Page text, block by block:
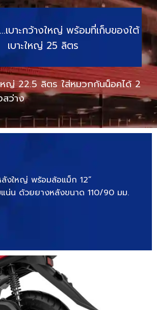
บาะกว้างใหญ่ พร้อมที่เก็บของใต้
เบาะใหญ่ 25 ลิตร
หญ่ 22.5 ลิตร ใส่หมวกกันน็อคได้ 2
ว่าง
งใหญ่ พร้อมล้อแม็ก 12”
แน่น ด้วยยางหลังขนาด 110/90 มม.